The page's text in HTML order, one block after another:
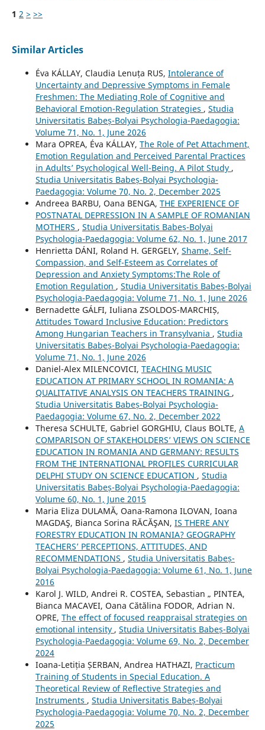
1 2 > >>
Similar Articles
Éva KÁLLAY, Claudia Lenuța RUS, Intolerance of
Uncertainty and Depressive Symptoms in Female
Freshmen: The Mediating Role of Cognitive and
Behavioral Emotion-Regulation Strategies , Studia
Universitatis Babeș-Bolyai Psychologia-Paedagogia:
Volume 71, No. 1, June 2026
Mara OPREA, Éva KÁLLAY, The Role of Pet Attachment,
Emotion Regulation and Perceived Parental Practices
in Adults’ Psychological Well-Being. A Pilot Study ,
Studia Universitatis Babeș-Bolyai Psychologia-
Paedagogia: Volume 70, No. 2, December 2025
Andreea BARBU, Oana BENGA, THE EXPERIENCE OF
POSTNATAL DEPRESSION IN A SAMPLE OF ROMANIAN
MOTHERS , Studia Universitatis Babeș-Bolyai
Psychologia-Paedagogia: Volume 62, No. 1, June 2017
Henrietta DÁNI, Roland H. GERGELY, Shame, Self-
Compassion, and Self-Esteem as Correlates of
Depression and Anxiety Symptoms:The Role of
Emotion Regulation , Studia Universitatis Babeș-Bolyai
Psychologia-Paedagogia: Volume 71, No. 1, June 2026
Bernadette GÁLFI, Iuliana ZSOLDOS-MARCHIȘ,
Attitudes Toward Inclusive Education: Predictors
Among Hungarian Teachers in Transylvania , Studia
Universitatis Babeș-Bolyai Psychologia-Paedagogia:
Volume 71, No. 1, June 2026
Daniel-Alex MILENCOVICI, TEACHING MUSIC
EDUCATION AT PRIMARY SCHOOL IN ROMANIA: A
QUALITATIVE ANALYSIS ON TEACHERS TRAINING ,
Studia Universitatis Babeș-Bolyai Psychologia-
Paedagogia: Volume 67, No. 2, December 2022
Theresa SCHULTE, Gabriel GORGHIU, Claus BOLTE, A
COMPARISON OF STAKEHOLDERS’ VIEWS ON SCIENCE
EDUCATION IN ROMANIA AND GERMANY: RESULTS
FROM THE INTERNATIONAL PROFILES CURRICULAR
DELPHI STUDY ON SCIENCE EDUCATION , Studia
Universitatis Babeș-Bolyai Psychologia-Paedagogia:
Volume 60, No. 1, June 2015
Maria Eliza DULAMĂ, Oana-Ramona ILOVAN, Ioana
MAGDAŞ, Bianca Sorina RĂCĂŞAN, IS THERE ANY
FORESTRY EDUCATION IN ROMANIA? GEOGRAPHY
TEACHERS’ PERCEPTIONS, ATTITUDES, AND
RECOMMENDATIONS , Studia Universitatis Babeș-
Bolyai Psychologia-Paedagogia: Volume 61, No. 1, June
2016
Karol J. WILD, Andrei R. COSTEA, Sebastian „ PINTEA,
Bianca MACAVEI, Oana Cătălina FODOR, Adrian N.
OPRE, The effect of focused reappraisal strategies on
emotional intensity , Studia Universitatis Babeș-Bolyai
Psychologia-Paedagogia: Volume 69, No. 2, December
2024
Ioana-Letiția ȘERBAN, Andrea HATHAZI, Practicum
Training of Students in Special Education. A
Theoretical Review of Reflective Strategies and
Instruments , Studia Universitatis Babeș-Bolyai
Psychologia-Paedagogia: Volume 70, No. 2, December
2025